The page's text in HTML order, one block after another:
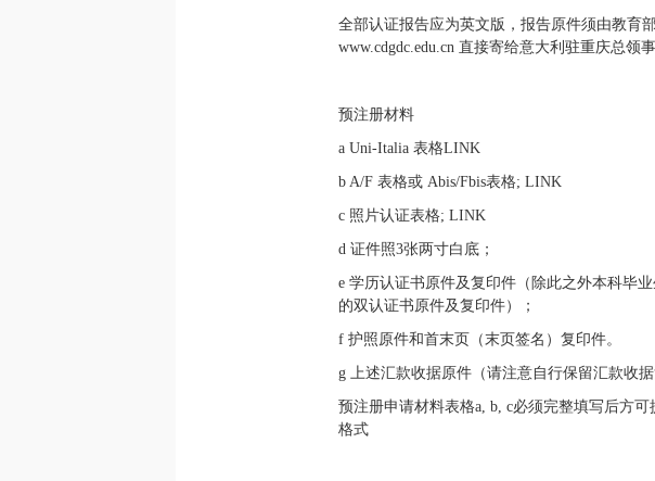
全部认证报告应为英文版，报告原件须由教育
www.cdgdc.edu.cn 直接寄给意大利驻重庆总领
预注册材料
a Uni-Italia 表格LINK
b A/F 表格或 Abis/Fbis表格; LINK
c 照片认证表格; LINK
d 证件照3张两寸白底；
e 学历认证书原件及复印件（除此之外本科毕
的双认证书原件及复印件）；
f 护照原件和首末页（末页签名）复印件。
g 上述汇款收据原件（请注意自行保留汇款收
预注册申请材料表格a, b, c必须完整填写后方
格式